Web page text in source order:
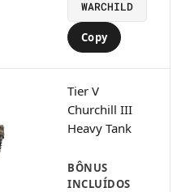
WARCHILD
Copy
Tier V
Churchill III
Heavy Tank
BÔNUS
INCLUÍDOS